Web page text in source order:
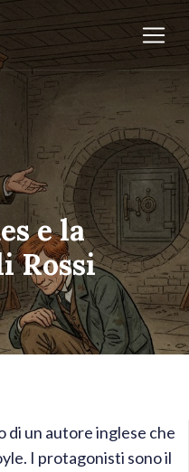
e la
Rossi
di un autore inglese che
I protagonisti sono il